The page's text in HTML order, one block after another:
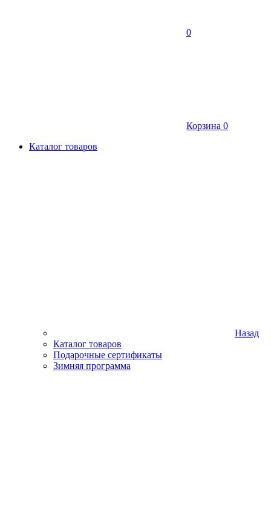
0
Корзина 0
Каталог товаров
Назад
Каталог товаров
Подарочные сертификаты
Зимняя программа